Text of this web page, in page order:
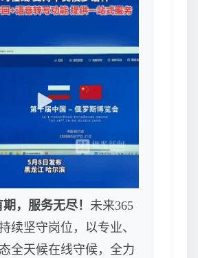
，服务无尽！ 未来365
续坚守岗位，以专业、
全天候在线守候，全力